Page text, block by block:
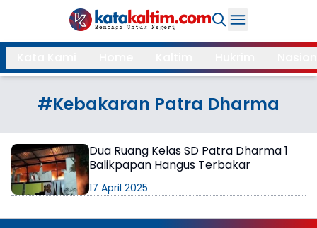
Daerah
Kukar
Samarinda
Bontang
Balikpapan
Kubar
Kutim
PPU
Mahulu
Paser
Berau
Search
#Kebakaran Patra Dharma
Dua Ruang Kelas SD Patra Dharma 1
Balikpapan Hangus Terbakar
17 April 2025